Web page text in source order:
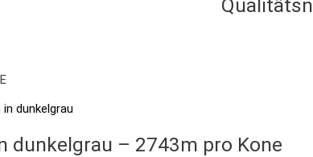
dunkelgrau – 2743m pro Kone